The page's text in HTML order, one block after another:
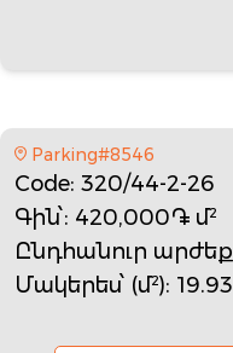
Parking#8546
Code: 320/44-2-26
Գին՝: 420,000֏ մ²
Ընդհանուր արժեք
Մակերես՝ (մ²): 19.93